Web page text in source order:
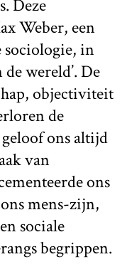
Deze
Weber, een
sociologie, in
wereld’. De
objectiviteit
de
ons altijd
van
ons
mens-zijn,
sociale
begrippen.